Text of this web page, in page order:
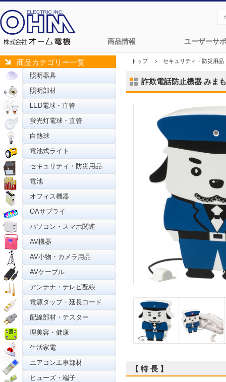
商品情報 ユーザーサ
商品カテゴリー一覧
照明器具
照明部材
LED電球・直管
蛍光灯電球・直管
白熱球
電池式ライト
セキュリティ・防災用品
電池
オフィス機器
OAサプライ
パソコン・スマホ関連
AV機器
AV小物・カメラ用品
AVケーブル
アンテナ・テレビ配線
電源タップ・延長コード
配線部材・テスター
理美容・健康
生活家電
エアコン工事部材
ヒューズ・端子
トップ＞ セキュリティ・防災用品
詐欺電話防止機器 みま
【 特 長 】